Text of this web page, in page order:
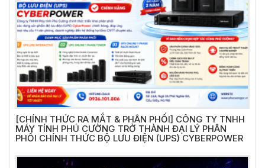
[CHÍNH THỨC RA MẮT & PHÂN PHỐI] CÔNG TY TNHH
MÁY TÍNH PHÚ CƯỜNG TRỞ THÀNH ĐẠI LÝ PHÂN
PHỐI CHÍNH THỨC BỘ LƯU ĐIỆN (UPS) CYBERPOWER